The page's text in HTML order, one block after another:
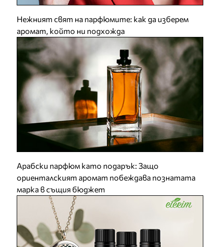
Нежният свят на парфюмите: как да изберем
аромат, който ни подхожда
Арабски парфюм като подарък: Защо
ориенталският аромат побеждава познатата
марка в същия бюджет